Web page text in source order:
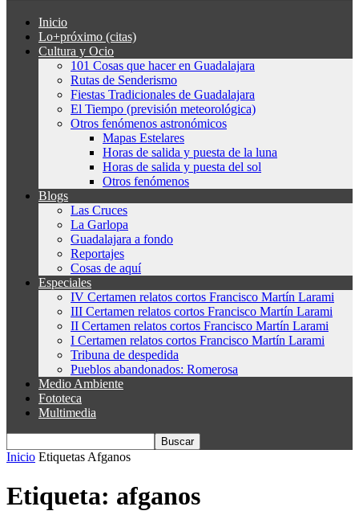
Inicio
Lo+próximo (citas)
Cultura y Ocio
101 Cosas que hacer en Guadalajara
Rutas de Senderismo
Fiestas Tradicionales de Guadalajara
El Tiempo (previsión meteorológica)
Otros fenómenos astronómicos
Mapas Estelares
Horas de salida y puesta de la luna
Horas de salida y puesta del sol
Otros fenómenos
Blogs
Las Cruces
La Garlopa
Guadalajara a fondo
Reportajes
Cosas de aquí
Especiales
IV Certamen relatos cortos Francisco Martín Larami
III Certamen relatos cortos Francisco Martín Larami
II Certamen relatos cortos Francisco Martín Larami
I Certamen relatos cortos Francisco Martín Larami
Tribuna de despedida
Pueblos abandonados: Romerosa
Medio Ambiente
Fototeca
Multimedia
Inicio Etiquetas Afganos
Etiqueta: afganos